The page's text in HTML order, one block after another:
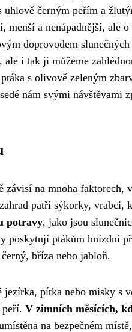
uhlově černým peřím a
a nenápadnější, ale
doprovodem
ale i tak ji můžeme
s olivově zeleným
nám svými
závisí na mnoha faktorech,
patří sýkorky, vrabci,
potravy, jako jsou
poskytují ptákům hnízdní
bříza nebo jabloň.
pítka nebo misky s
V zimních měsících,
na bezpečném